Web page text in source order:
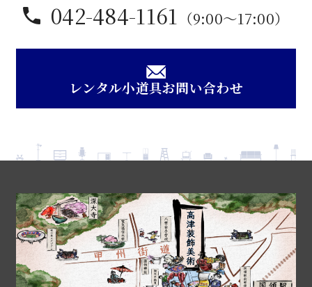
042-484-1161 （9:00〜17:00）
レンタル小道具お問い合わせ